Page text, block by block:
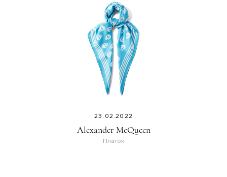
23.02.2022
Alexander McQueen
Платок